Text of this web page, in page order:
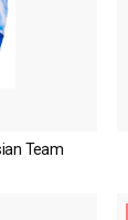
Team